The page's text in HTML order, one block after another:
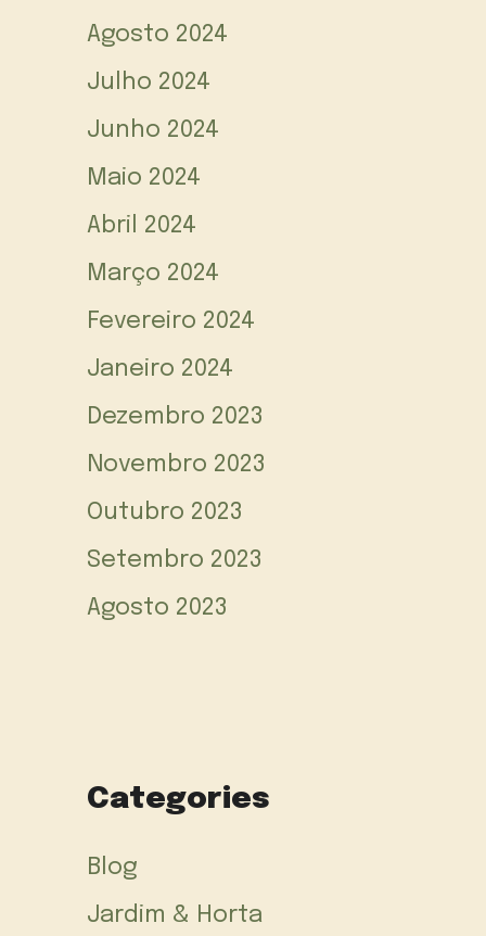
Agosto 2024
Julho 2024
Junho 2024
Maio 2024
Abril 2024
Março 2024
Fevereiro 2024
Janeiro 2024
Dezembro 2023
Novembro 2023
Outubro 2023
Setembro 2023
Agosto 2023
Categories
Blog
Jardim & Horta